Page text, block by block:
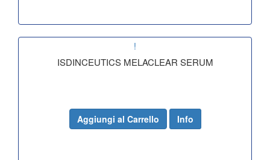
!
ISDINCEUTICS MELACLEAR SERUM
Aggiungi al Carrello Info